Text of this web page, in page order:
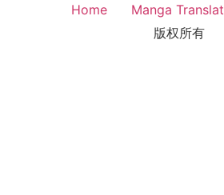
Home
Manga
版权所有